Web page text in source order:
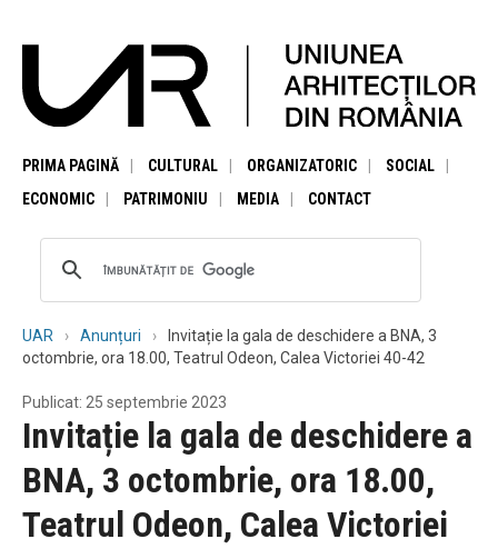
PRIMA PAGINĂ CULTURAL ORGANIZATORIC
SOCIAL
ECONOMIC
PATRIMONIU MEDIA CONTACT
UAR Anunțuri
Invitație la gala de deschidere a BNA, 3
octombrie, ora 18.00, Teatrul Odeon, Calea Victoriei 40-42
Publicat: 25 septembrie 2023
Invitație la gala de deschidere a
BNA, 3 octombrie, ora 18.00,
Teatrul Odeon, Calea Victoriei